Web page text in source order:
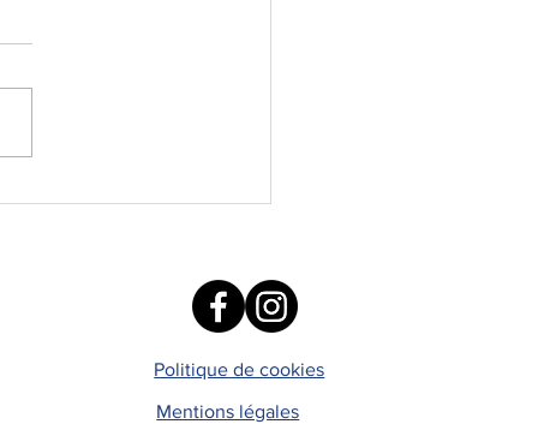
Politique de cookies
Mentions légales